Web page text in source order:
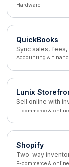
Hardware
QuickBooks
Sync sales,
Accounting &
Lunix
Sell online with
E-commerce & online
Shopify
Two-way
E-commerce & online